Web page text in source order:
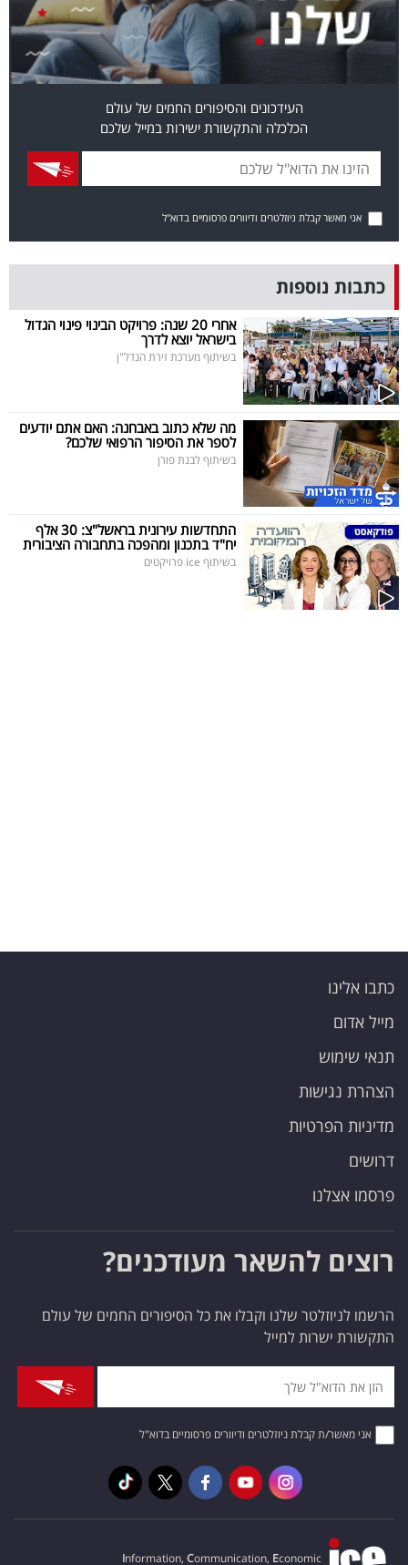
שיתופי
פעולה
ניוזלטרים
אדום
פרסמו
באייס
עקבו
אחרינו:
העידכונים והסיפורים החמים של עולם
הכלכלה והתקשורת ישירות במייל שלכם
אני מאשר קבלת ניוזלטרים ודיוורים פרסומיים בדוא"ל
כתבות נוספות
אחרי 20 שנה: פרויקט הבינוי פינוי הגדול
בישראל יוצא לדרך
בשיתוף מערכת זירת הנדל"ן
מה שלא כתוב באבחנה: האם אתם יודעים
לספר את הסיפור הרפואי שלכם?
בשיתוף לבנת פורן
התחדשות עירונית בראשל"צ: 30 אלף
יח"ד בתכנון ומהפכה בתחבורה הציבורית
בשיתוף ice פרויקטים
כתבו אלינו
מייל אדום
תנאי שימוש
הצהרת נגישות
מדיניות הפרטיות
דרושים
פרסמו אצלנו
רוצים להשאר מעודכנים?
הרשמו לניוזלטר שלנו וקבלו את כל הסיפורים החמים של עולם
התקשורת ישרות למייל
אני מאשר/ת קבלת ניוזלטרים ודיוורים פרסומיים בדוא"ל
Information, Communication, Economic